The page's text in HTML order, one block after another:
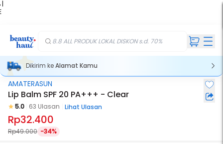
|
8.8 ALL PRODUK LOKAL DISKON s.d. 70%
Dikirim keAlamat Kamu
AMATERASUN
Lip Balm SPF 20 PA+++ - Clear
5.0 63 Ulasan Lihat Ulasan
Rp32.400
Rp49.000 -34%